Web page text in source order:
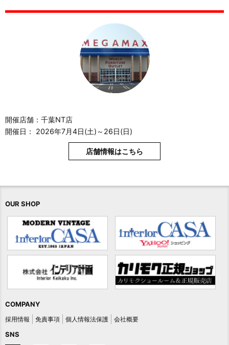
開催店舗：千葉NT店
開催日： 2026年7月4日(土)～26日(日)
店舗情報はこちら
OUR SHOP
COMPANY
採用情報 免責事項 個人情報法保護 会社概要
SNS